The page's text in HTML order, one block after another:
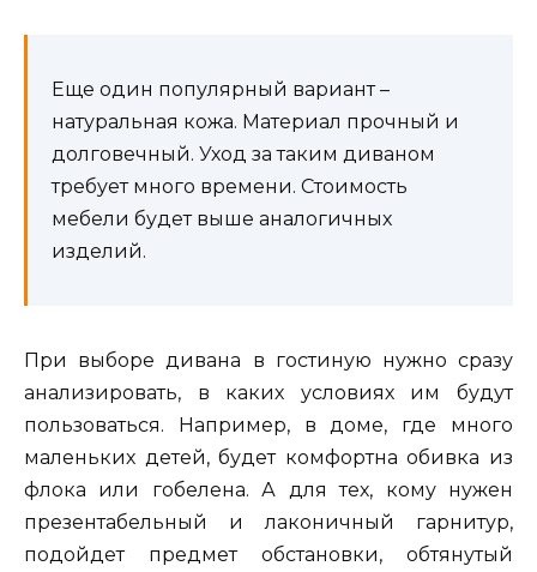
Еще один популярный вариант –
натуральная кожа. Материал прочный и
долговечный. Уход за таким диваном
требует много времени. Стоимость
мебели будет выше аналогичных
изделий.
При выборе дивана в гостиную нужно сразу
анализировать, в каких условиях им будут
пользоваться. Например, в доме, где много
маленьких детей, будет комфортна обивка из
флока или гобелена. А для тех, кому нужен
презентабельный и лаконичный гарнитур,
подойдет предмет обстановки, обтянутый